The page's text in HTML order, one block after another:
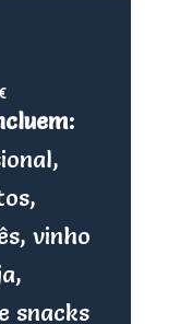
vinho
snacks